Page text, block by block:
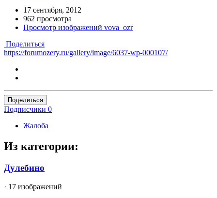
17 сентября, 2012
962 просмотра
Просмотр изображений vova_ozr
Поделиться
https://forumozery.ru/gallery/image/6037-wp-000107/
Поделиться
Подписчики 0
Жалоба
Из категории:
Дулебино
· 17 изображений